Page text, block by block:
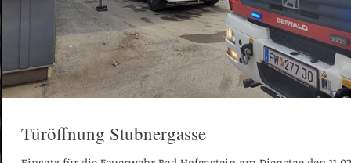
Türöffnung Stubnergasse